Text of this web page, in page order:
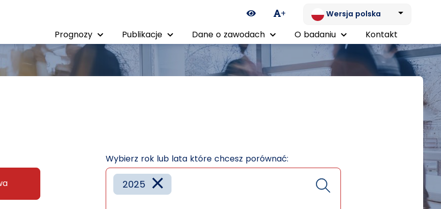
Ikona zmiany kontrastu
+ Wersja polska
Prognozy Publikacje Dane o zawodach O badaniu Kontakt
Wybierz rok lub lata które chcesz porównać:
×
2025